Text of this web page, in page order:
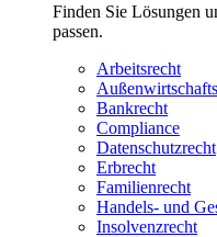
Finden Sie Lösungen
passen.
Arbeitsrecht
Bankrecht
Compliance
Datenschutzrecht
Erbrecht
Familienrecht
Handels- und
Insolvenzrecht